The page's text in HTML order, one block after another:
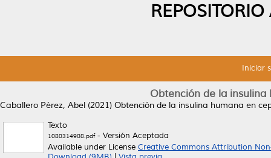
Iniciar
Obtención de la insulina
Caballero Pérez, Abel (2021) Obtención de la insulina humana en
Texto
1080314908.pdf- Versión Aceptada
Available under License Creative Commons Attribution